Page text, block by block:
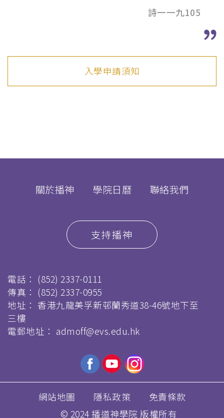
詩一一九105
入學申請須知
關於播神 學院日曆 聯絡我們
支持播神
電話： (852) 2337-0111
傳真： (852) 2337-0955
地址： 香港九龍美孚新邨蘭秀道38-46號地下至
三樓
電郵地址： admoff@evs.edu.hk
網站地圖 隱私政策
免責條款
© 2024 播道神學院 版權所有